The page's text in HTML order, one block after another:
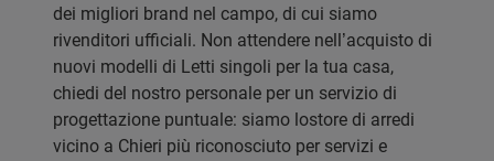
dei migliori brand nel campo, di cui siamo
rivenditori ufficiali. Non attendere nell’acquisto di
nuovi modelli di Letti singoli per la tua casa,
chiedi del nostro personale per un servizio di
progettazione puntuale: siamo lostore di arredi
vicino a Chieri più riconosciuto per servizi e